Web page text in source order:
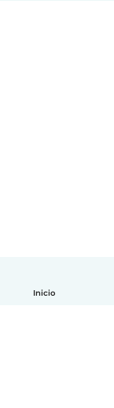
Inicio